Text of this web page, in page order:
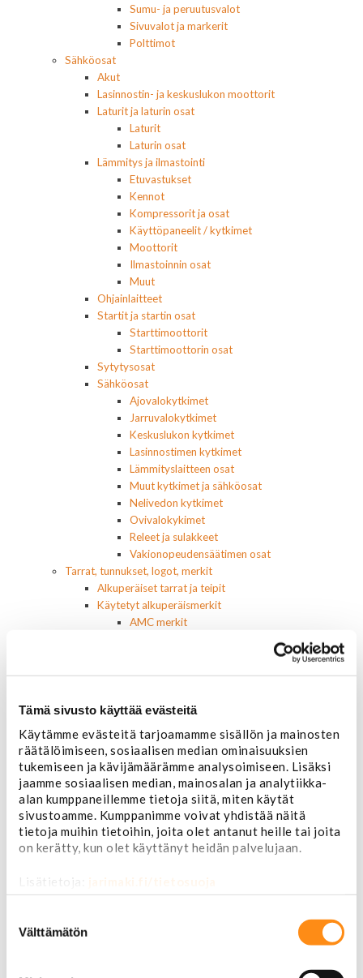
Tämä sivusto käyttää evästeitä
Käytämme evästeitä tarjoamamme sisällön ja mainosten
räätälöimiseen, sosiaalisen median ominaisuuksien
tukemiseen ja kävijämäärämme analysoimiseen. Lisäksi
jaamme sosiaalisen median, mainosalan ja analytiikka-
alan kumppaneillemme tietoja siitä, miten käytät
sivustoamme. Kumppanimme voivat yhdistää näitä
tietoja muihin tietoihin, joita olet antanut heille tai joita
on kerätty, kun olet käyttänyt heidän palvelujaan.
Lisätietoja: jarimaki.fi/tietosuoja
valinta
Välttämätön
Sumu- ja peruutusvalot
Sivuvalot ja markerit
Polttimot
Sähköosat
Akut
Lasinnostin- ja keskuslukon moottorit
Laturit ja laturin osat
Laturit
Laturin osat
Lämmitys ja ilmastointi
Etuvastukset
Kennot
Kompressorit ja osat
Käyttöpaneelit / kytkimet
Moottorit
Ilmastoinnin osat
Muut
Ohjainlaitteet
Startit ja startin osat
Starttimoottorit
Starttimoottorin osat
Sytytysosat
Sähköosat
Ajovalokytkimet
Jarruvalokytkimet
Keskuslukon kytkimet
Lasinnostimen kytkimet
Lämmityslaitteen osat
Muut kytkimet ja sähköosat
Nelivedon kytkimet
Ovivalokykimet
Releet ja sulakkeet
Vakionopeudensäätimen osat
Tarrat, tunnukset, logot, merkit
Alkuperäiset tarrat ja teipit
Käytetyt alkuperäismerkit
AMC merkit
Chevrolet merkit
Dodge merkit
Lincoln merkit
Mercury merkit
Oldsmobile merkit
Plymouth merkit
Pontiac merkit
Muut merkit
Merkit ja logot
Ulkopuolen varusteet ja ehostus
Astinlaudat ja -putket